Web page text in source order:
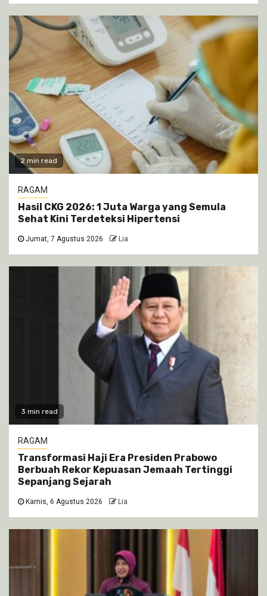
2 min read
RAGAM
Hasil CKG 2026: 1 Juta Warga yang Semula
Sehat Kini Terdeteksi Hipertensi
Jumat, 7 Agustus 2026 Lia
3 min read
RAGAM
Transformasi Haji Era Presiden Prabowo
Berbuah Rekor Kepuasan Jemaah Tertinggi
Sepanjang Sejarah
Kamis, 6 Agustus 2026 Lia